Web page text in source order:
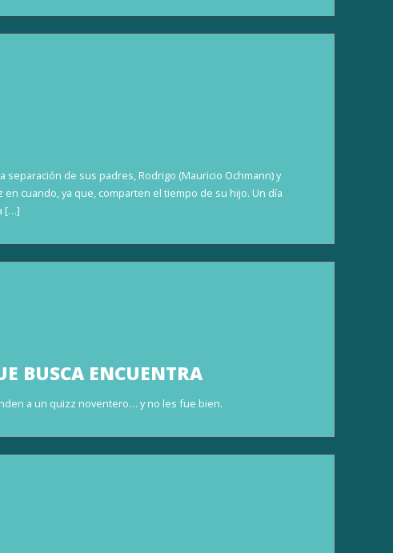
separación de sus padres, Rodrigo (Mauricio Ochmann) y
cuando, ya que, comparten el tiempo de su hijo. Un día
[…]
BUSCA ENCUENTRA
a un quizz noventero… y no les fue bien.